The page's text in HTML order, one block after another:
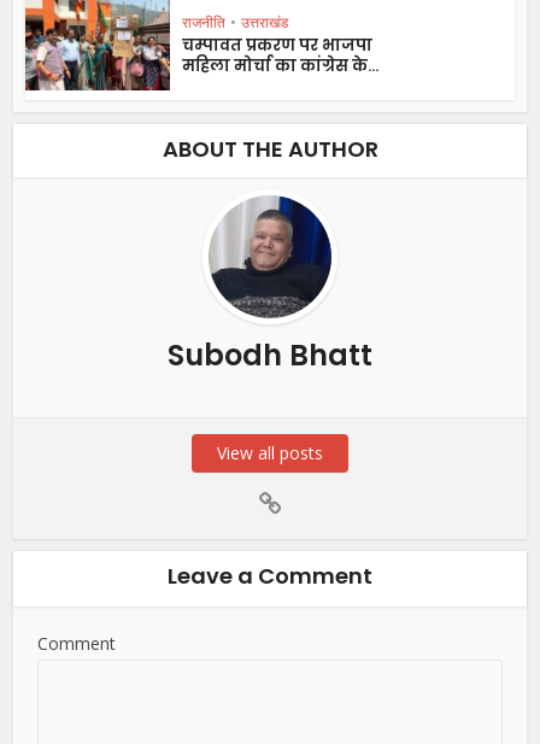
राजनीति • उत्तराखंड
चम्पावत प्रकरण पर भाजपा
महिला मोर्चा का कांग्रेस के...
ABOUT THE AUTHOR
Subodh Bhatt
View all posts
Leave a Comment
Comment